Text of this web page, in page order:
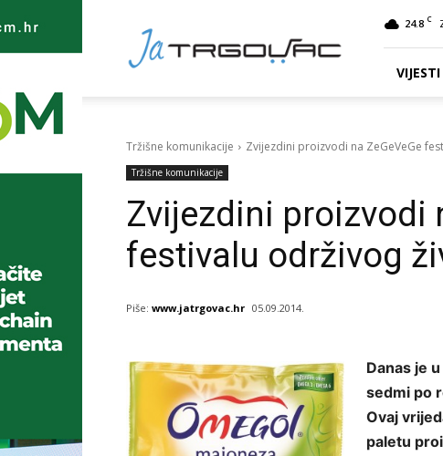
TRGOVAC
24.8 C
VIJESTI
Tržišne komunikacije Zvijezdini proizvodi na ZeGeVeGe
Tržišne komunikacije
Zvijezdini proizvodi
festivalu održivog
Piše: www.jatrgovac.hr 05.09.2014.
Danas je
sedmi po
Ovaj
paletu